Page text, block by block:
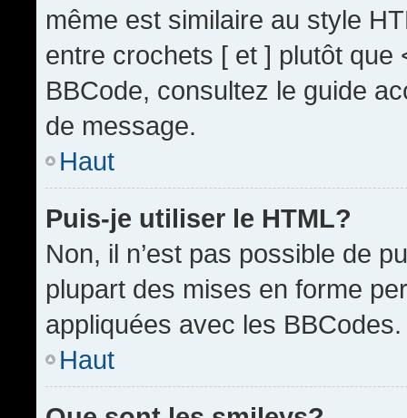
même est similaire au style
entre crochets [ et ] plutôt que
BBCode, consultez le guide
de message.
Haut
Puis-je utiliser le HTML?
Non, il n’est pas possible de
plupart des mises en forme
appliquées avec les BBCodes.
Haut